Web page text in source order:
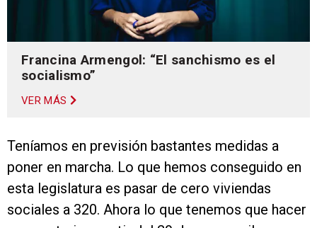
Francina Armengol: “El sanchismo es el
socialismo”
VER MÁS
Teníamos en previsión bastantes medidas a
poner en marcha. Lo que hemos conseguido en
esta legislatura es pasar de cero viviendas
sociales a 320. Ahora lo que tenemos que hacer